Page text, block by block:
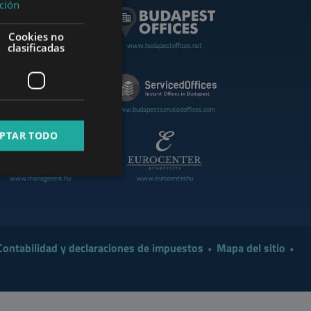
www.budapestoffices.net
www.budapestservicedoffices.com
www.managerent.hu
www.eurocenter.hu
y declaraciones de impuestos
Mapa del sitio
FRENCH
ARABIC
Cookies no
clasificadas
TODO